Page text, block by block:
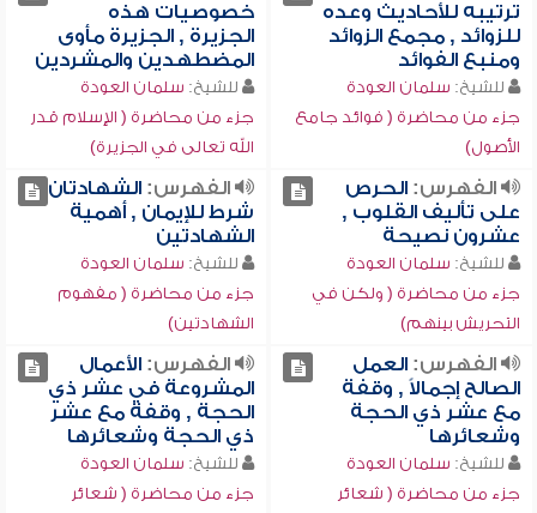
ترتيبه للأحاديث وعده
للزوائد , مجمع الزوائد
ومنبع الفوائد
للشيخ: سلمان العودة
جزء من محاضرة ( فوائد جامع
الأصول)
خصوصيات هذه
الجزيرة , الجزيرة مأوى
المضطهدين والمشردين
للشيخ: سلمان العودة
جزء من محاضرة ( الإسلام قدر
الله تعالى في الجزيرة)
الفهرس:الحرص
على تأليف القلوب ,
عشرون نصيحة
للشيخ: سلمان العودة
جزء من محاضرة ( ولكن في
التحريش بينهم)
الفهرس:الشهادتان
شرط للإيمان , أهمية
الشهادتين
للشيخ: سلمان العودة
جزء من محاضرة ( مفهوم
الشهادتين)
الفهرس:العمل
الصالح إجمالاً , وقفة
مع عشر ذي الحجة
وشعائرها
للشيخ: سلمان العودة
جزء من محاضرة ( شعائر
الفهرس:الأعمال
المشروعة في عشر ذي
الحجة , وقفة مع عشر
ذي الحجة وشعائرها
للشيخ: سلمان العودة
جزء من محاضرة ( شعائر